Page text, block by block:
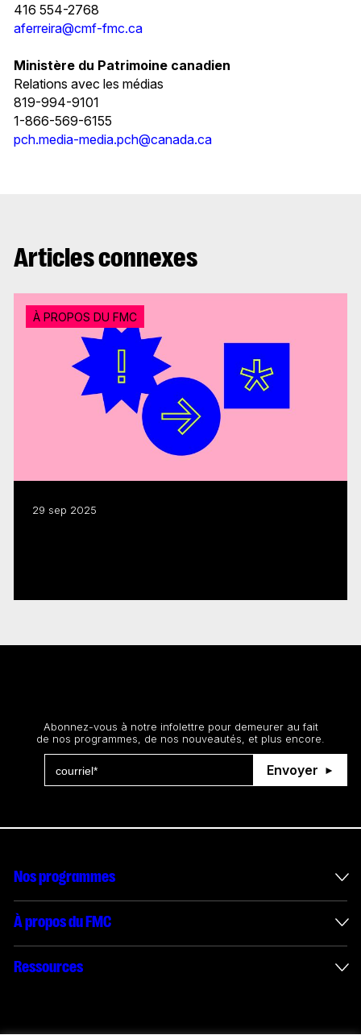
416 554-2768
aferreira@cmf-fmc.ca
Ministère du Patrimoine canadien
Relations avec les médias
819-994-9101
1-866-569-6155
pch.media-media.pch@canada.ca
Articles connexes
À PROPOS DU FMC
29 sep 2025
Abonnez-vous à notre infolettre pour demeurer au fait
de nos programmes, de nos nouveautés, et plus encore.
Envoyer
Nos programmes
Mesures incitatives internationales
Administration des enveloppes
À propos du FMC
À propos du FMC
Ressources